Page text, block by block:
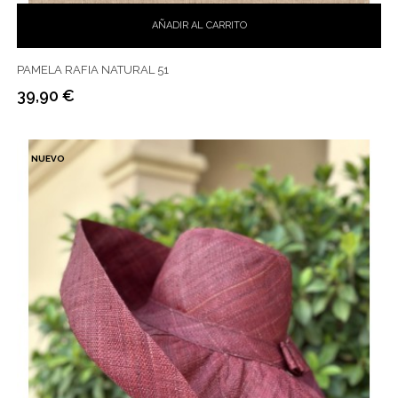
AÑADIR AL CARRITO
PAMELA RAFIA NATURAL 51
Precio
39,90 €
NUEVO